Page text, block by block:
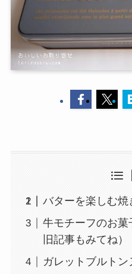
バターを楽しむ焼
牛モチーフのお
旧記事もみてね）
ガレットブルトン